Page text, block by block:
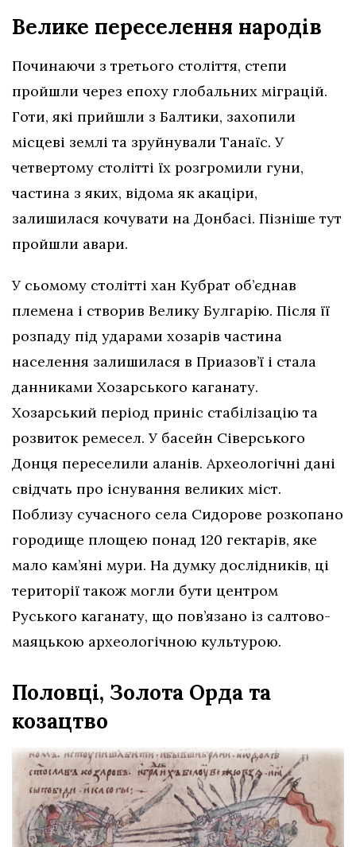
Велике переселення народів
Починаючи з третього століття, степи
пройшли через епоху глобальних міграцій.
Готи, які прийшли з Балтики, захопили
місцеві землі та зруйнували Танаїс. У
четвертому столітті їх розгромили гуни,
частина з яких, відома як акаціри,
залишилася кочувати на Донбасі. Пізніше тут
пройшли авари.
У сьомому столітті хан Кубрат об’єднав
племена і створив Велику Булгарію. Після її
розпаду під ударами хозарів частина
населення залишилася в Приазов’ї і стала
данниками Хозарського каганату.
Хозарський період приніс стабілізацію та
розвиток ремесел. У басейн Сіверського
Донця переселили аланів. Археологічні дані
свідчать про існування великих міст.
Поблизу сучасного села Сидорове розкопано
городище площею понад 120 гектарів, яке
мало кам’яні мури. На думку дослідників, ці
території також могли бути центром
Руського каганату, що пов’язано із салтово-
маяцькою археологічною культурою.
Половці, Золота Орда та
козацтво